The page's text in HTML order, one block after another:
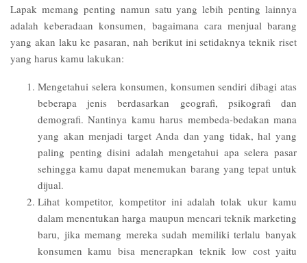
Lapak memang penting namun satu yang lebih penting lainnya
adalah keberadaan konsumen, bagaimana cara menjual barang
yang akan laku ke pasaran, nah berikut ini setidaknya teknik riset
yang harus kamu lakukan:
Mengetahui selera konsumen, konsumen sendiri dibagi atas
beberapa jenis berdasarkan geografi, psikografi dan
demografi. Nantinya kamu harus membeda-bedakan mana
yang akan menjadi target Anda dan yang tidak, hal yang
paling penting disini adalah mengetahui apa selera pasar
sehingga kamu dapat menemukan barang yang tepat untuk
dijual.
Lihat kompetitor, kompetitor ini adalah tolak ukur kamu
dalam menentukan harga maupun mencari teknik marketing
baru, jika memang mereka sudah memiliki terlalu banyak
konsumen kamu bisa menerapkan teknik low cost yaitu